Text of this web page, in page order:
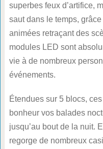
superbes feux d’artifice,
saut dans le temps,
animées retraçant des
modules LED sont
vie à de nombreux
événements.
Étendues sur 5 blocs,
bonheur vos balades
jusqu’au bout de la nuit.
regorge de nombreux